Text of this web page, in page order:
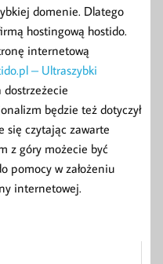
domenie. Dlatego
hostingową hostido.
internetową
– Ultraszybki
dostrzeżecie
będzie też dotyczył
się czytając zawarte
z góry możecie być
pomocy w założeniu
internetowej.